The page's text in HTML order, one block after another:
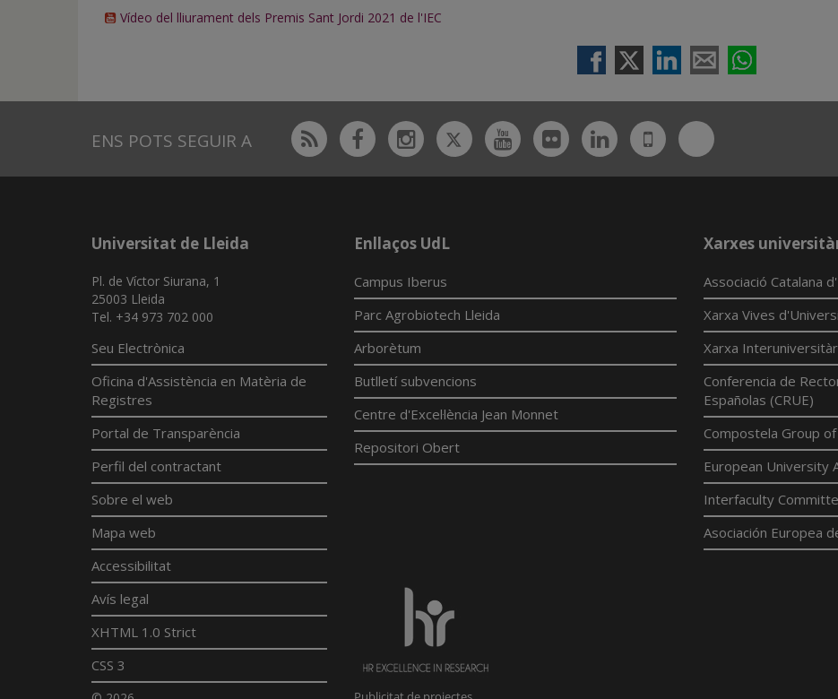
Vídeo del lliurament dels Premis Sant Jordi 2021 de l'IEC
ENS POTS SEGUIR A Rss FacebookInstagram
TwitterYoutubeFlickrLinkedin
UdL
App
Bluesky
Universitat de Lleida
Pl. de Víctor Siurana, 1
25003 Lleida
Tel. +34 973 702 000
Seu Electrònica
Oficina d'Assistència en Matèria de
Registres
Portal de Transparència
Perfil del contractant
Sobre el web
Mapa web
Accessibilitat
Avís legal
XHTML 1.0 Strict
CSS 3
Enllaços UdL
Campus Iberus
Parc Agrobiotech Lleida
Arborètum
Butlletí subvencions
Centre d'Excel·lència Jean Monnet
Repositori Obert
Xarxes
Associació Catalana
Xarxa Vives
Xarxa
Conferencia de
Españolas (CRUE)
Compostela Group
European University
Interfaculty
Asociación Europea